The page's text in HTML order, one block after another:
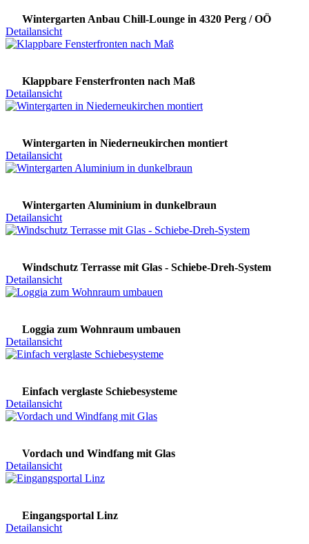
Wintergarten Anbau Chill-Lounge in 4320 Perg / OÖ
Detailansicht
Klappbare Fensterfronten nach Maß
Detailansicht
Wintergarten in Niederneukirchen montiert
Detailansicht
Wintergarten Aluminium in dunkelbraun
Detailansicht
Windschutz Terrasse mit Glas - Schiebe-Dreh-System
Detailansicht
Loggia zum Wohnraum umbauen
Detailansicht
Einfach verglaste Schiebesysteme
Detailansicht
Vordach und Windfang mit Glas
Detailansicht
Eingangsportal Linz
Detailansicht